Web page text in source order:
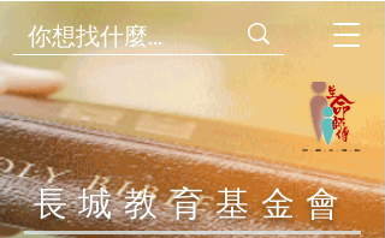
​長城教育基金會